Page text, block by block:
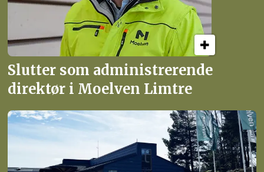
Slutter som administrerende
direktør i Moelven Limtre